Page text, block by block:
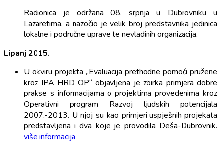
Radionica je održana 08. srpnja u Dubrovniku u
Lazaretima, a nazočio je velik broj predstavnika jedinica
lokalne i područne uprave te nevladinih organizacija.
Lipanj 2015.
U okviru projekta „Evaluacija prethodne pomoći pružene
kroz IPA HRD OP“ objavljena je zbirka primjera dobre
prakse s informacijama o projektima provedenima kroz
Operativni program Razvoj ljudskih potencijala
2007.-2013. U njoj su kao primjeri uspješnih projekata
predstavljena i dva koje je provodila Deša-Dubrovnik.
više informacija